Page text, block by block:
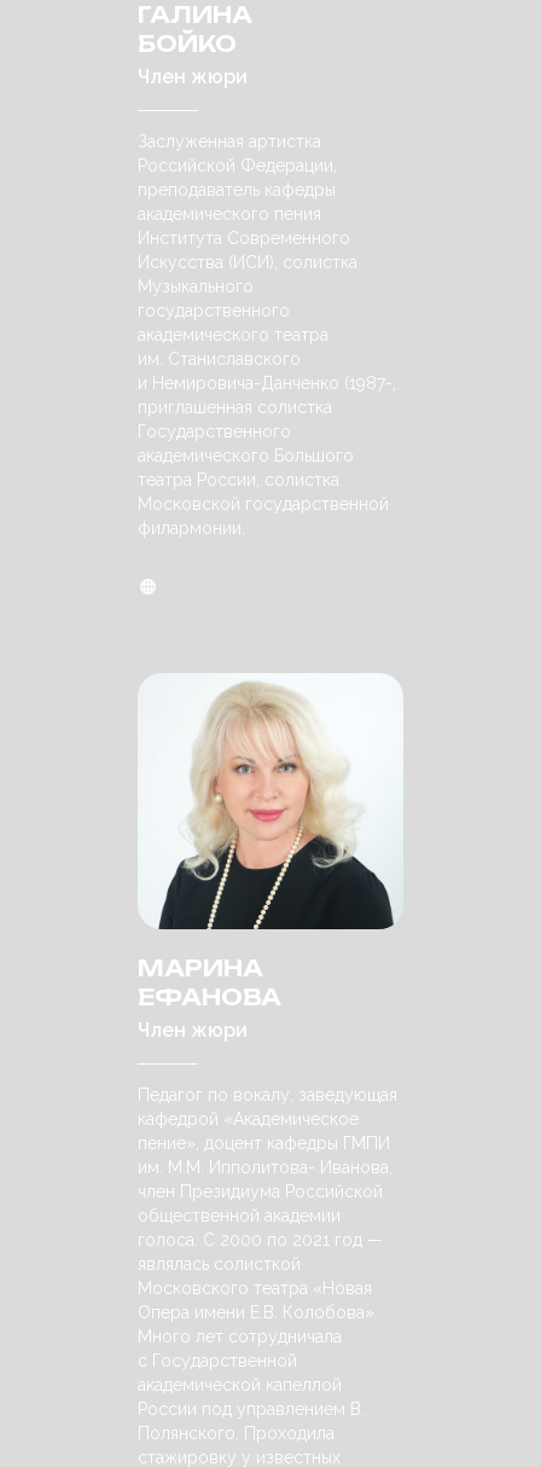
ГАЛИНА
БОЙКО
Член жюри
Заслуженная артистка
Российской Федерации,
преподаватель кафедры
академического пения
Института Современного
Искусства (ИСИ), солистка
Музыкального
государственного
академического театра
им. Станиславского
и Немировича-Данченко (1987-,
приглашенная солистка
Государственного
академического Большого
театра России, солистка
Московской государственной
филармонии.
МАРИНА
ЕФАНОВА
Член жюри
Педагог по вокалу, заведующая
кафедрой «Академическое
пение», доцент кафедры ГМПИ
им. М.М. Ипполитова- Иванова,
член Президиума Российской
общественной академии
голоса. С 2000 по 2021 год —
являлась солисткой
Московского театра «Новая
Опера имени Е.В. Колобова».
Много лет сотрудничала
с Государственной
академической капеллой
России под управлением В.
Полянского. Проходила
стажировку у известных